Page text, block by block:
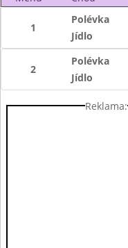
1
Polévka
Jídlo
2
Polévka
Jídlo
Reklama: